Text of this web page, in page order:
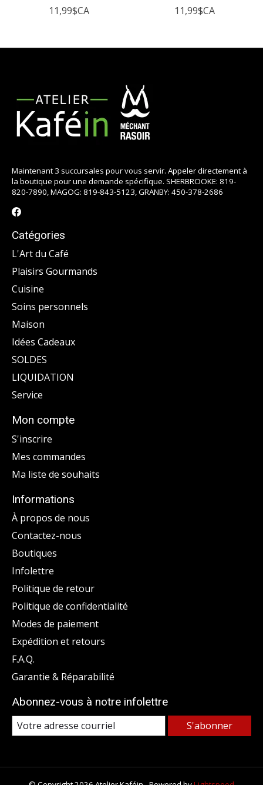
11,99$CA 11,99$CA
Maintenant 3 succursales pour vous servir. Appeler directement à
la boutique pour une demande spécifique. SHERBROOKE: 819-
820-7890, MAGOG: 819-843-5123, GRANBY: 450-378-2686
Catégories
L'Art du Café
Plaisirs Gourmands
Cuisine
Soins personnels
Maison
Idées Cadeaux
SOLDES
LIQUIDATION
Service
Mon compte
S'inscrire
Mes commandes
Ma liste de souhaits
Informations
À propos de nous
Contactez-nous
Boutiques
Infolettre
Politique de retour
Politique de confidentialité
Modes de paiement
Expédition et retours
F.A.Q.
Garantie & Réparabilité
Abonnez-vous à notre infolettre
S'abonner